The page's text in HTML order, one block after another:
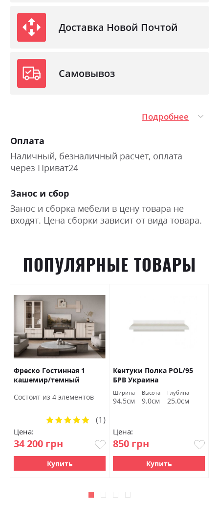
Доставка Новой Почтой
Самовывоз
Подробнее
Оплата
Наличный, безналичный расчет, оплата
через Приват24
Занос и сбор
Занос и сборка мебели в цену товара не
входят. Цена сборки зависит от вида товара.
ПОПУЛЯРНЫЕ ТОВАРЫ
Фреско Гостинная 1
кашемир/темный
Состоит из 4 элементов
Цена:
34 200 грн
Рейтинг:
(1)
Купить
Кентуки Полка POL/95
БРВ Украина
Ширина
94.5см
Высота
9.0см
Глубина
25.0см
Цена:
850 грн
Купить